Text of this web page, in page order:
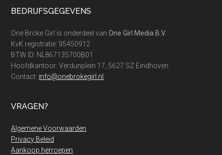
Footer
BEDRIJFSGEGEVENS
One Broke Girl is onderdeel vanOne Girl Media B.V.
KvK registratie: 95450912
BTW ID: NL867135700B01
Hoofdkantoor: Verdunplein 17, 5627 SZ Eindhoven
Contact: info@onebrokegirl.nl
VRAGEN?
Algemene Voorwaarden
Privacy Beleid
Aankoop herroepen